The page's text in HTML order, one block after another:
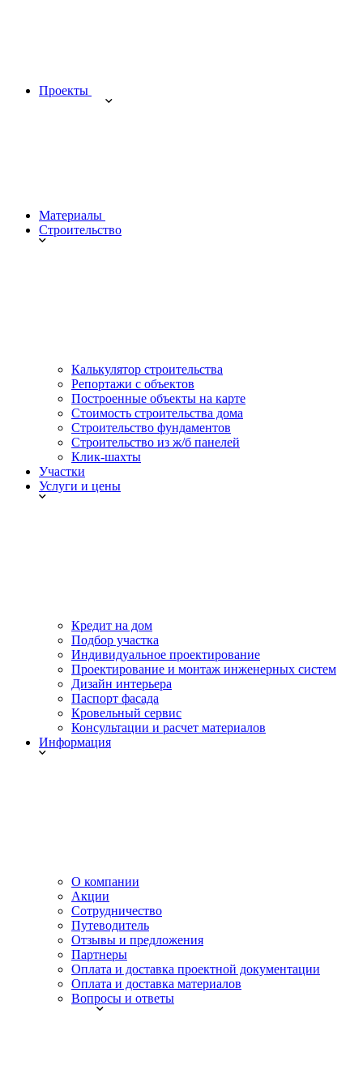
Проекты
Материалы
Строительство
Калькулятор строительства
Репортажи с объектов
Построенные объекты на карте
Стоимость строительства дома
Строительство фундаментов
Строительство из ж/б панелей
Клик-шахты
Участки
Услуги и цены
Кредит на дом
Подбор участка
Индивидуальное проектирование
Проектирование и монтаж инженерных систем
Дизайн интерьера
Паспорт фасада
Кровельный сервис
Консультации и расчет материалов
Информация
О компании
Акции
Сотрудничество
Путеводитель
Отзывы и предложения
Партнеры
Оплата и доставка проектной документации
Оплата и доставка материалов
Вопросы и ответы